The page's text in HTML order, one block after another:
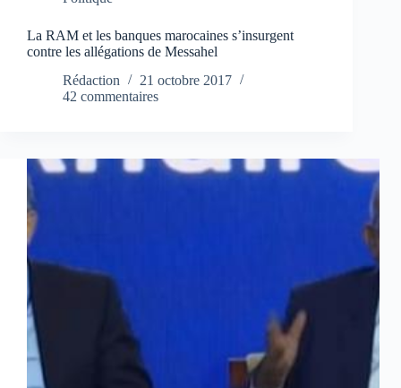
La RAM et les banques marocaines s’insurgent
contre les allégations de Messahel
Rédaction
21 octobre 2017
42 commentaires